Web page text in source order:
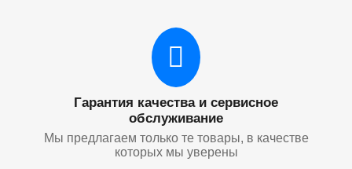
Гарантия качества и сервисное
обслуживание
Мы предлагаем только те товары, в качестве
которых мы уверены